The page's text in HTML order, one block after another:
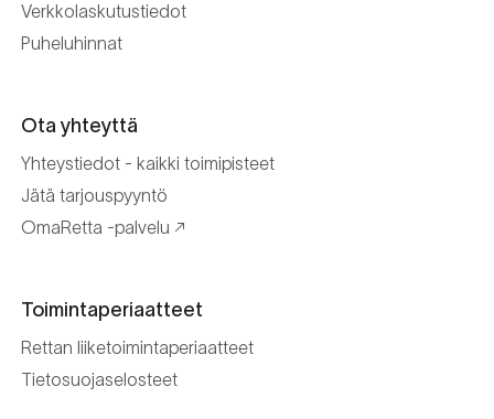
Verkkolaskutustiedot
Puheluhinnat
Ota yhteyttä
Yhteystiedot - kaikki toimipisteet
Jätä tarjouspyyntö
OmaRetta -palvelu
Toimintaperiaatteet
Rettan liiketoimintaperiaatteet
Tietosuojaselosteet